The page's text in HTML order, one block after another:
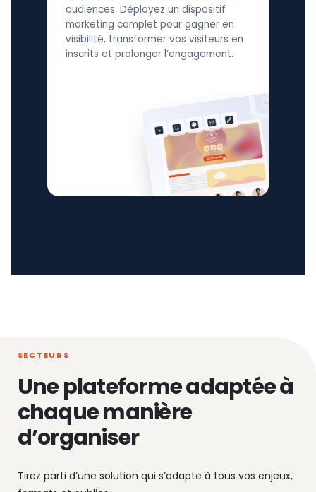
audiences. Déployez un dispositif
marketing complet pour gagner en
visibilité, transformer vos visiteurs en
inscrits et prolonger l’engagement.
SECTEURS
Une plateforme adaptée à
chaque manière
d’organiser
Tirez parti d’une solution qui s’adapte à tous vos enjeux,